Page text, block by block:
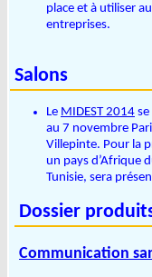
place et à utiliser
entreprises.
Salons
Le MIDEST 2014
au 7 novembre
Villepinte. Pour la
un pays d’Afrique
Tunisie, sera
Dossier
Communication